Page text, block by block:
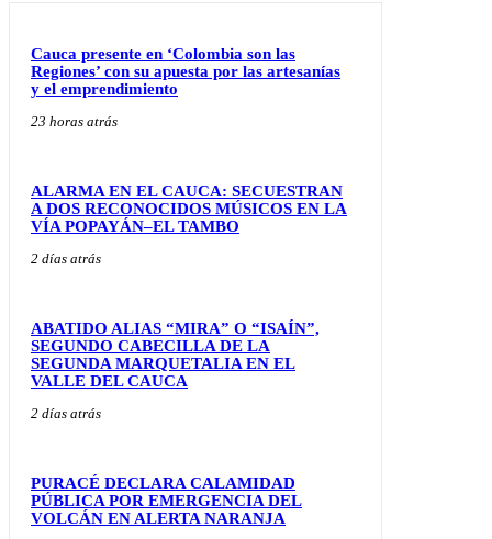
Cauca presente en ‘Colombia son las
Regiones’ con su apuesta por las artesanías
y el emprendimiento
23 horas atrás
ALARMA EN EL CAUCA: SECUESTRAN
A DOS RECONOCIDOS MÚSICOS EN LA
VÍA POPAYÁN–EL TAMBO
2 días atrás
ABATIDO ALIAS “MIRA” O “ISAÍN”,
SEGUNDO CABECILLA DE LA
SEGUNDA MARQUETALIA EN EL
VALLE DEL CAUCA
2 días atrás
PURACÉ DECLARA CALAMIDAD
PÚBLICA POR EMERGENCIA DEL
VOLCÁN EN ALERTA NARANJA